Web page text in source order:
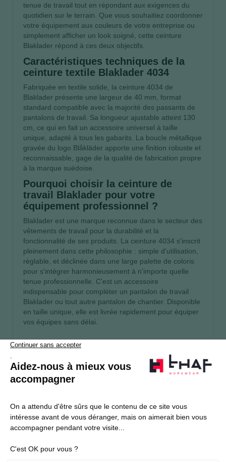
tenue de travail tout en répondant aux exigences du
quotidien sur le terrain. Que vous souhaitiez coordonner
votre équipement aux couleurs de votre entreprise ou
simplement afficher un look soigné, cette ceinture
Blaklader répond à ces deux objectifs.
Caractéristiques techniques de la
ceinture textile Blaklader 4034
Fabriquée en textile solide, la ceinture 4034 de
Blaklader présente une largeur de 40 mm, format
standard compatible avec la majorité des passants de
pantalons de travail. Sa longueur ajustable atteint 130
cm, ce qui en fait un accessoire universel à taille
unique, adapté à tous les gabarits. La boucle métallique
gravée du logo Blåkläder apporte une finition robuste et
reconnaissable, gage de la qualité de fabrication propre
à la marque suédoise.
Pourquoi choisir la ceinture de
travail Blaklader pour votre
équipement professionnel ?
Blaklader est une marque reconnue dans le secteur des
vêtements de travail pour la durabilité et la
fonctionnalité de ses produits. La ceinture 4034 s'inscrit
pleinement dans cette philosophie : simple d'utilisation,
réglable, et déclinée dans une large palette de coloris
pour s'intégrer harmonieusement à n'importe quelle
tenue professionnelle. C'est un accessoire
indispensable pour compléter un pantalon de travail
Blaklader ou tout autre pantalon de chantier. Disponible
en taille unique, elle est livrée rapidement pour équiper
vos équipes sans délai.
Je souhaite m'inscrire à la newsletter Thaf Workwear